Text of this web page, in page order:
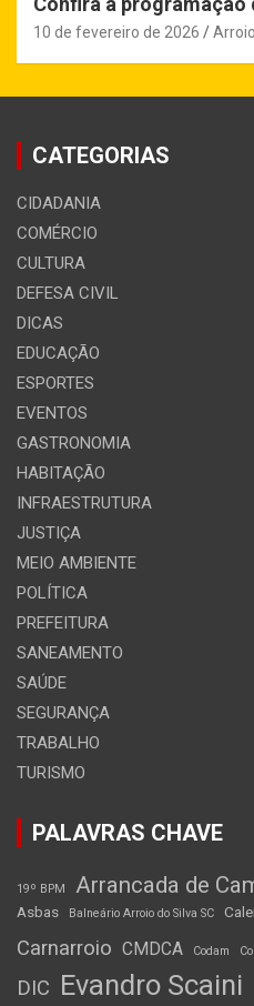
10 de fevereiro de 2026
CATEGORIAS
CIDADANIA
COMÉRCIO
CULTURA
DEFESA CIVIL
DICAS
EDUCAÇÃO
ESPORTES
EVENTOS
GASTRONOMIA
HABITAÇÃO
INFRAESTRUTURA
JUSTIÇA
MEIO AMBIENTE
POLÍTICA
PREFEITURA
SANEAMENTO
SAÚDE
SEGURANÇA
TRABALHO
TURISMO
PALAVRAS CHAVE
19º BPM Arrancada de
Asbas Balneário Arroio do Silva SC
Carnarroio CMDCA Codam
DIC Evandro Scaini